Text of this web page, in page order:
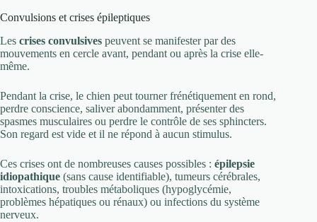
Convulsions et crises épileptiques
Les crises convulsives peuvent se manifester par des
mouvements en cercle avant, pendant ou après la crise elle-
même.
Pendant la crise, le chien peut tourner frénétiquement en rond,
perdre conscience, saliver abondamment, présenter des
spasmes musculaires ou perdre le contrôle de ses sphincters.
Son regard est vide et il ne répond à aucun stimulus.
Ces crises ont de nombreuses causes possibles : épilepsie
idiopathique (sans cause identifiable), tumeurs cérébrales,
intoxications, troubles métaboliques (hypoglycémie,
problèmes hépatiques ou rénaux) ou infections du système
nerveux.